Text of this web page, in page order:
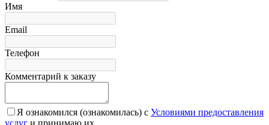
Имя
Email
Телефон
Комментарий к заказу
Я ознакомился (ознакомилась) с Условиями предоставления
услуг и принимаю их